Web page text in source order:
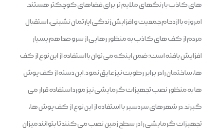
های کاذب با رنگهای ملایم تر برای فضاهای کوچکتر هستند.
امروزه با ازدحام جمعیت و افزایش زندگی اپارتمان نشینی، استقبال
مردم از کف های کاذب به منظور رهایی از سرو صدا هم بسیار
افزایش یافته است؛ ضمن اینکه می توان با استفاده از این نوع از کف
ها، ساختمان را در برابر رطوبت نیز عایق نمود. این دسته از کف پوش
ها به منظور نصب تجهیزات گرمایشی نیز مورد استفاده قرار می
گیرند. در شهرهای سردسیر با استفاده از این نوع از کف پوش ها،
تجهیزات گرمایشی را در سطح زمین نصب می کنند تا بتوانند میزان